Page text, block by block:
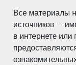
Все материалы
источников —
в интернете или